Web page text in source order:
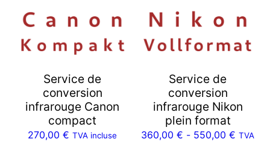
Service de
conversion
infrarouge Canon
compact
270,00 € TVA incluse
Service de
conversion
infrarouge Nikon
plein format
360,00 € - 550,00 € TVA